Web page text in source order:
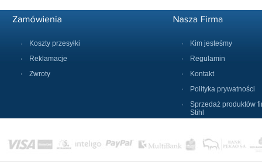
Koszty przesyłki
Reklamacje
Zwroty
Kim jesteśmy
Regulamin
Kontakt
Polityka prywatności
Sprzedaż produktów
Stihl